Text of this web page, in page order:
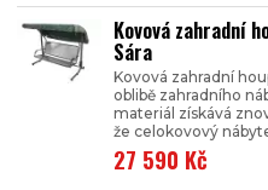
Kovová zahradní
Sára
Kovová zahradní
oblibě zahradního
materiál získává
že celokovový
27 590 Kč